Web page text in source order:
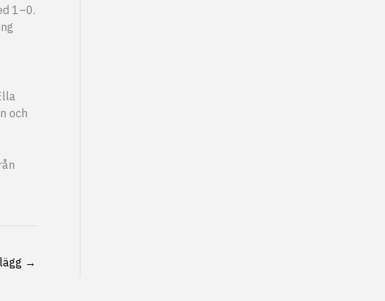
1–0.
och
→